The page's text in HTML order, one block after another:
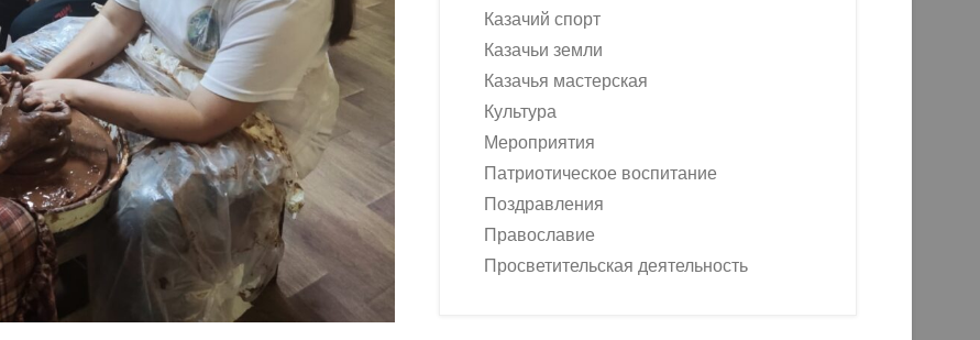
Казачий спорт
Казачьи земли
Казачья мастерская
Культура
Мероприятия
Патриотическое воспитание
Поздравления
Православие
Просветительская деятельность